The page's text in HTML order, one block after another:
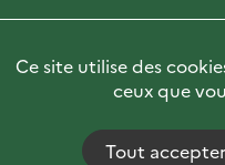
Espace presse
PhotoFor
Ce site utilise des
ceux que
Tout accepter